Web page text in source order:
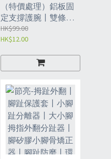
（特價處理）鋁板固
定支撐護腕丨雙條魔
術貼調節加壓拇指護
腕丨運動訓練指套丨
掌套丨 均碼 左/右-
JHJ/JHJ2
HK$99.00
HK$12.00